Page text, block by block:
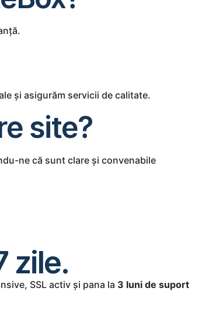
și asigurăm servicii de calitate.
site?
ne că sunt clare și convenabile
zile.
SSL activ și pana la 3 luni de suport